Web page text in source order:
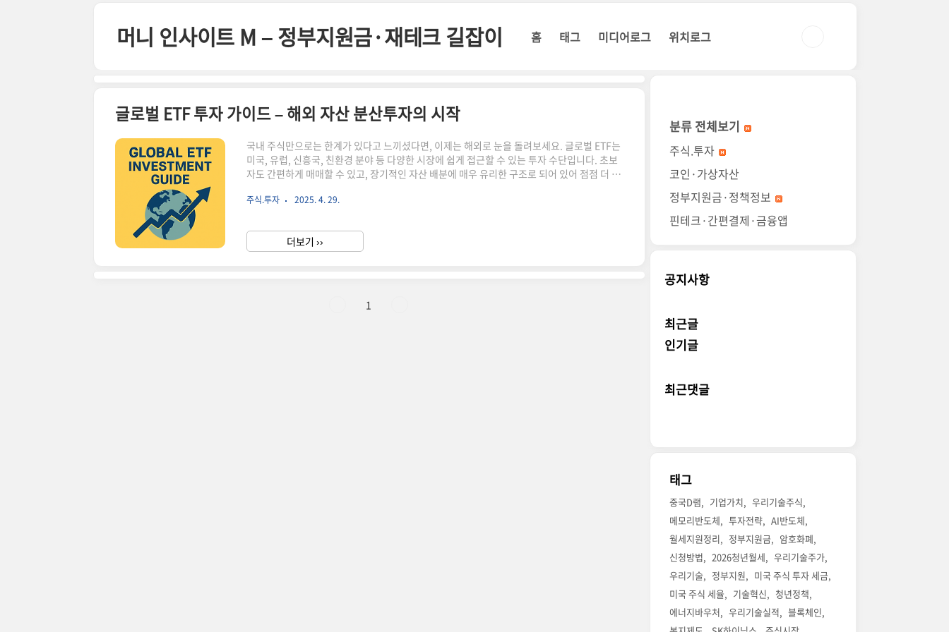
머니 인사이트 M – 정부지원금·재테크 길잡이 홈 태그 미디어로그 위치로그
글로벌 ETF 투자 가이드 – 해외 자산 분산투자의 시작
국내 주식만으로는 한계가 있다고 느끼셨다면, 이제는 해외로 눈을 돌려보세요. 글로벌 ETF는
미국, 유럽, 신흥국, 친환경 분야 등 다양한 시장에 쉽게 접근할 수 있는 투자 수단입니다. 초보
자도 간편하게 매매할 수 있고, 장기적인 자산 배분에 매우 유리한 구조로 되어 있어 점점 더 많
국 대형주 대표 ETFVOO(Vanguard S&P500 ETF)는 미국 대형주 500개 기업에 분산 투자하
장성을 모두 갖춘 ETF로 장기 투자에 매우 적합합니다.수수료: 연 0.03% (매우 저렴)최근 10
년 수익률: 연평균 약..
주식.투자 2025. 4. 29.
더보기 ››
1
분류 전체보기
주식.투자
코인·가상자산
정부지원금·정책정보
핀테크·간편결제·금융앱
공지사항
최근글
인기글
최근댓글
태그
중국D램 기업가치
우리기술주식
메모리반도체
투자전략
AI반도체
월세지원정리
정부지원금
암호화폐
신청방법
2026청년월세
우리기술주가
우리기술
정부지원
미국 주식 투자 세금
미국 주식 세율
기술혁신
청년정책
에너지바우처
우리기술실적
블록체인